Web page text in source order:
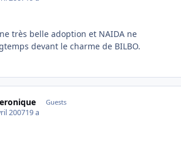
très belle adoption et NAIDA ne
devant le charme de BILBO.
Guests
200719 a